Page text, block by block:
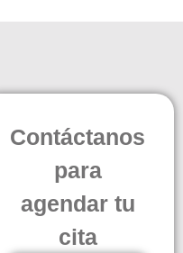
Contáctanos
para
agendar tu
cita